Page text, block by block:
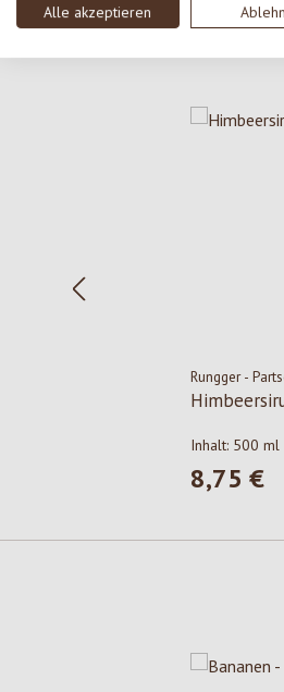
Alle akzeptieren
Rungger -
Inhalt: 500 ml
Regulärer
8,75 €